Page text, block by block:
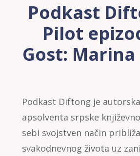
Podkast
Pilot
Gost: Marina
Podkast Diftong je
apsolventa srpske
sebi svojstven način
svakodnevnog života uz